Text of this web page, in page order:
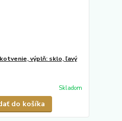
výplň: sklo, ľavý
Skladom
do košíka